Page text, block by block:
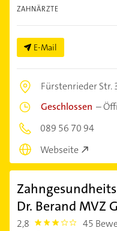
ZAHNÄRZTE
E-Mail
Fürstenrieder Str.
Geschlossen –
089 56 70 94
Webseite
Dr. Berand MVZ
2,8 2.8 45